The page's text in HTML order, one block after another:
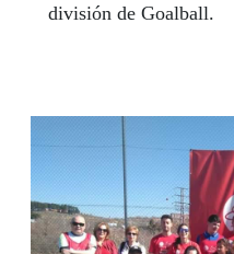
división de Goalball.